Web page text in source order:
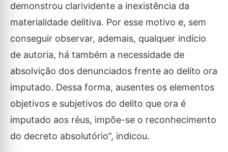
demonstrou clarividente a inexistência da
materialidade delitiva. Por esse motivo e, sem
conseguir observar, ademais, qualquer indício
de autoria, há também a necessidade de
absolvição dos denunciados frente ao delito ora
imputado. Dessa forma, ausentes os elementos
objetivos e subjetivos do delito que ora é
imputado aos réus, impõe-se o reconhecimento
do decreto absolutório”, indicou.